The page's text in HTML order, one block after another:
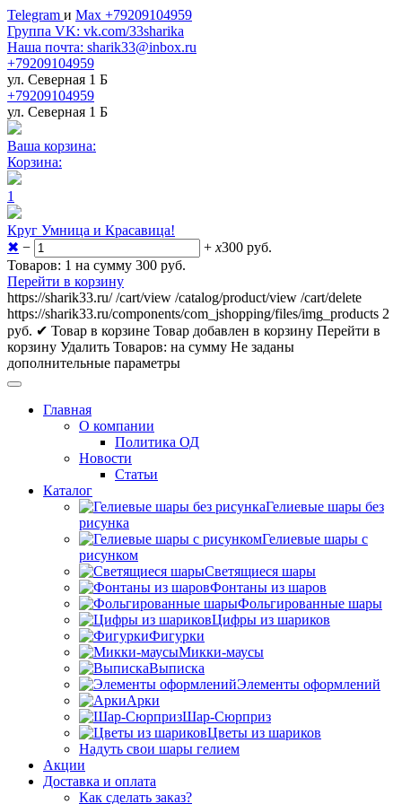
Telegram и Max +79209104959
Группа VK: vk.com/33sharika
Наша почта: sharik33@inbox.ru
+79209104959
ул. Северная 1 Б
+79209104959
ул. Северная 1 Б
Ваша корзина:
Корзина:
1
Круг Умница и Красавица!
✖ − + x300 руб.
Товаров: 1 на сумму 300 руб.
Перейти в корзину
https://sharik33.ru/ /cart/view /catalog/product/view /cart/delete
https://sharik33.ru/components/com_jshopping/files/img_products 2
руб. ✔ Товар в корзине Товар добавлен в корзину Перейти в
корзину Удалить Товаров: на сумму Не заданы
дополнительные параметры
Главная
О компании
Политика ОД
Новости
Статьи
Каталог
Гелиевые шары без
рисунка
Гелиевые шары с
рисунком
Светящиеся шары
Фонтаны из шаров
Фольгированные шары
Цифры из шариков
Фигурки
Микки-маусы
Выписка
Элементы оформлений
Арки
Шар-Сюрприз
Цветы из шариков
Надуть свои шары гелием
Акции
Доставка и оплата
Как сделать заказ?